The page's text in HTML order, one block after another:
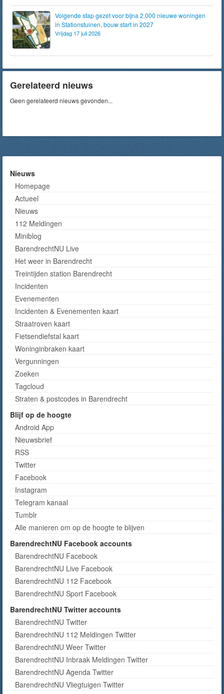
Volgende stap gezet voor bijna 2.000 nieuwe woningen
in Stationstuinen, bouw start in 2027
Vrijdag 17 juli 2026
Gerelateerd nieuws
Geen gerelateerd nieuws gevonden...
Nieuws
Homepage
Actueel
Nieuws
112 Meldingen
Miniblog
BarendrechtNU Live
Het weer in Barendrecht
Treintijden station Barendrecht
Incidenten
Evenementen
Incidenten & Evenementen kaart
Straatroven kaart
Fietsendiefstal kaart
Woninginbraken kaart
Vergunningen
Zoeken
Tagcloud
Straten & postcodes in Barendrecht
Blijf op de hoogte
Android App
Nieuwsbrief
RSS
Twitter
Facebook
Instagram
Telegram kanaal
Tumblr
Alle manieren om op de hoogte te blijven
BarendrechtNU Facebook accounts
BarendrechtNU Facebook
BarendrechtNU Live Facebook
BarendrechtNU 112 Facebook
BarendrechtNU Sport Facebook
BarendrechtNU Twitter accounts
BarendrechtNU Twitter
BarendrechtNU 112 Meldingen Twitter
BarendrechtNU Weer Twitter
BarendrechtNU Inbraak Meldingen Twitter
BarendrechtNU Agenda Twitter
BarendrechtNU Vliegtuigen Twitter